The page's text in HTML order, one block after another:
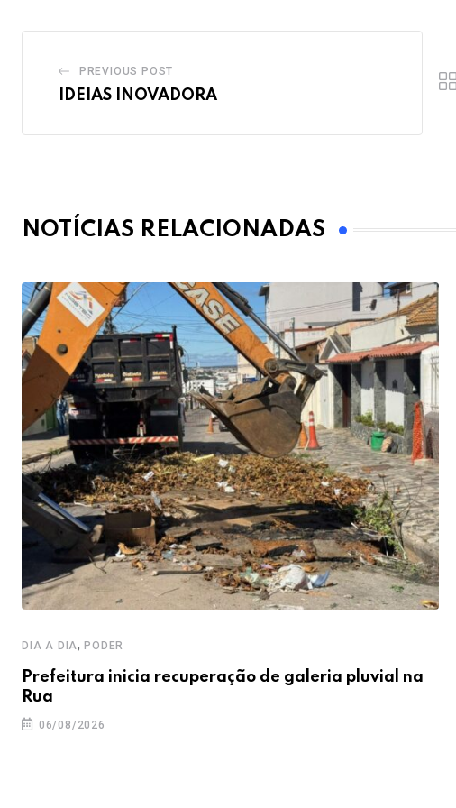
PREVIOUS POST
IDEIAS INOVADORA
NOTÍCIAS RELACIONADAS
DIA A DIA,PODER
Prefeitura inicia recuperação de galeria pluvial na
Rua
06/08/2026